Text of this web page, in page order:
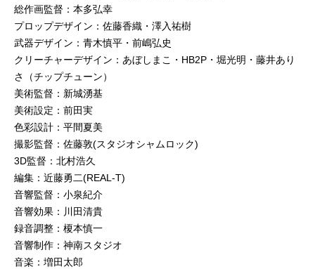
総作画監督：本多弘幸
プロップデザイン：佐藤香織・澤入祐樹
武器デザイン：青木慎平・前嶋弘史
クリーチャーデザイン：あぼしまこ・HB2P・堀光明・藤井あり
さ（チップチューン）
美術監督：新城湧基
美術設定：前田実
色彩設計：平間夏美
撮影監督：佐藤敦(スタジオシャムロック)
3D監督：北村浩久
編集：近藤勇二(REAL-T)
音響監督：小泉紀介
音響効果：川田清貴
録音調整：榎本慎一
音響制作：神南スタジオ
音楽：増田太郎